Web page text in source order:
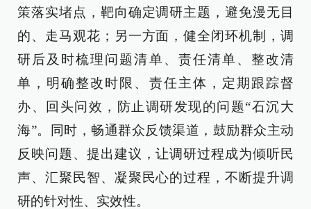
策落实堵点，靶向确定调研主题，避免漫无目
的、走马观花；另一方面，健全闭环机制，调
研后及时梳理问题清单、责任清单、整改清
单，明确整改时限、责任主体，定期跟踪督
办、回头问效，防止调研发现的问题“石沉大
海”。同时，畅通群众反馈渠道，鼓励群众主动
反映问题、提出建议，让调研过程成为倾听民
声、汇聚民智、凝聚民心的过程，不断提升调
研的针对性、实效性。